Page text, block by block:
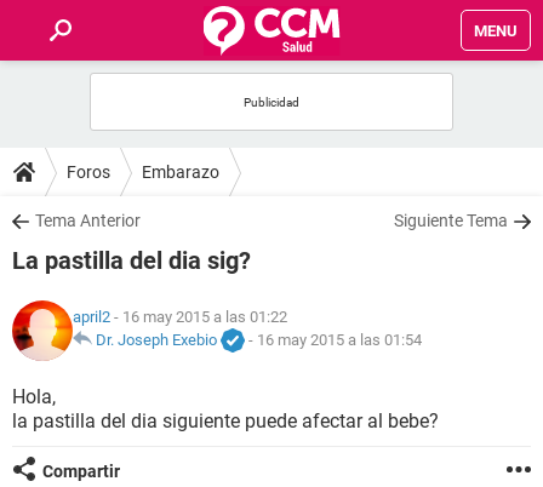
MENU
FOROS
SALUD
FAMILIA
NUTRICIÓN
BIENESTAR
SEXUALIDAD
Foros Embarazo
Tema Anterior Siguiente Tema
La pastilla del dia sig?
april2 - 16 may 2015 a las 01:22
Dr. Joseph Exebio
- 16 may 2015 a las 01:54
Hola,
la pastilla del dia siguiente puede afectar al bebe?
Compartir